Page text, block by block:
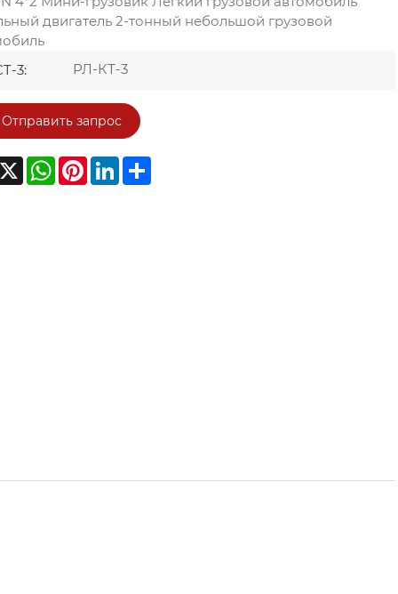
двигатель 2-тонный небольшой грузовой
3:
РЛ-КТ-3
Отправить запрос
X WhatsApp
PinterestLinkedIn
Share